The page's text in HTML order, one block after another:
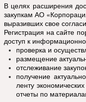
В целях расширения
закупкам АО
выразивших свое
Регистрация на сайте
доступ к
проверка и
размещение
отслеживание
получение
ленту
отчеты по